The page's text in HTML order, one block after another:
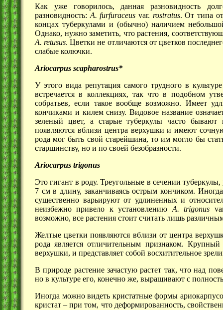
Как уже говорилось, данная разновидность
разновидность:A. furfuraceus var. rostratus. От типа
концах туберкулами и (обычно) наличием
Однако, нужно заметить, что растения,
A. retusus. Цветки не отличаются от цветков
слабые колючки.
Ariocarpus scapharostrus*
У этого вида репутация самого трудного в
встречается в коллекциях, так что в подобном
собратьев, если такое вообще возможно. Имеет
кончиками и килем снизу. Видовое название
зеленый цвет, а старые туберкулы часто бывают
появляются вблизи центра верхушки и имеют
рода мог быть свой старейшина, то им могло бы
старшинству, но и по своей безобразности.
Ariocarpus trigonus
Это гигант в роду. Треугольные в сечении
7 см в длину, заканчиваясь острым кончиком.
существенно варьируют от удлиненных и
неизбежно привело к установлениюA. trigonus
возможно, все растения стоит считать лишь
Желтые цветки появляются вблизи от центра
рода является отличительным признаком.
верхушки, и представляет собой восхитительное
В природе растение зачастую растет так, что над
но в культуре его, конечно же, выращивают с
Иногда можно видеть кристатные формы
кристат – при том, что деформированность,